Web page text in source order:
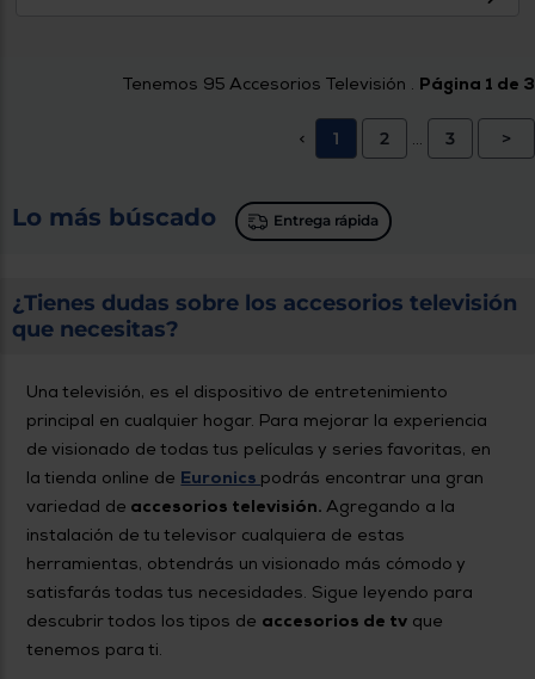
Tenemos 95 Accesorios Televisión . Página 1 de 3
< 1 2 ... 3 >
Lo más búscado Entrega rápida
¿Tienes dudas sobre los accesorios televisión
que necesitas?
Una televisión, es el dispositivo de entretenimiento
principal en cualquier hogar. Para mejorar la experiencia
de visionado de todas tus películas y series favoritas, en
la tienda online de Euronics podrás encontrar una gran
variedad de accesorios televisión.Agregando a la
instalación de tu televisor cualquiera de estas
herramientas, obtendrás un visionado más cómodo y
satisfarás todas tus necesidades. Sigue leyendo para
descubrir todos los tipos de accesorios de tv que
tenemos para ti.